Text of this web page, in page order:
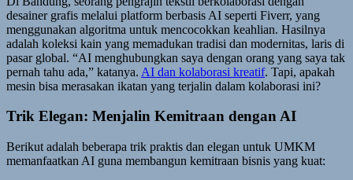
desainer grafis melalui platform berbasis AI seperti Fiverr, yang
menggunakan algoritma untuk mencocokkan keahlian. Hasilnya
adalah koleksi kain yang memadukan tradisi dan modernitas, laris di
pasar global. “AI menghubungkan saya dengan orang yang saya tak
pernah tahu ada,” katanya. AI dan kolaborasi kreatif. Tapi, apakah
mesin bisa merasakan ikatan yang terjalin dalam kolaborasi ini?
Trik Elegan: Menjalin Kemitraan dengan AI
Berikut adalah beberapa trik praktis dan elegan untuk UMKM
memanfaatkan AI guna membangun kemitraan bisnis yang kuat: